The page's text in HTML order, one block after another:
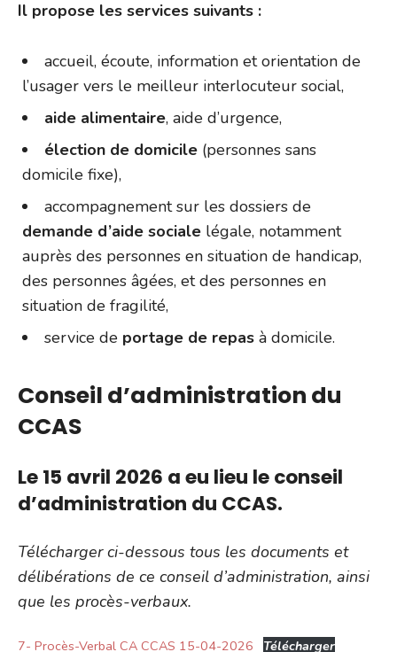
Il propose les services suivants :
accueil, écoute, information et orientation de
l’usager vers le meilleur interlocuteur social,
aide alimentaire, aide d’urgence,
élection de domicile (personnes sans
domicile fixe),
accompagnement sur les dossiers de
demande d’aide sociale légale, notamment
auprès des personnes en situation de handicap,
des personnes âgées, et des personnes en
situation de fragilité,
service de portage de repas à domicile.
Conseil d’administration du
CCAS
Le 15 avril 2026 a eu lieu le conseil
d’administration du CCAS.
Télécharger ci-dessous tous les documents et
délibérations de ce conseil d’administration, ainsi
que les procès-verbaux.
7- Procès-Verbal CA CCAS 15-04-2026
Télécharger